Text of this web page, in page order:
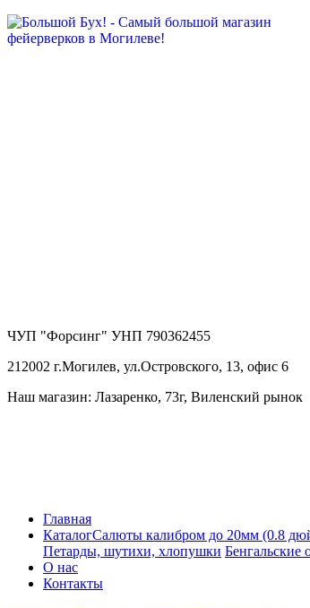
ЧУП "Форсинг" УНП 790362455
212002 г.Могилев, ул.Островского, 13, офис 6
Наш магазин: Лазаренко, 73г, Виленский рынок
Главная
КаталогСалюты калибром до 20мм (0.8
Петарды, шутихи, хлопушки
О нас
Контакты